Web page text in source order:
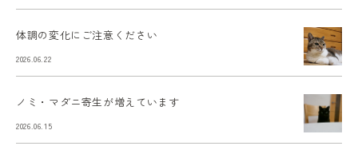
体調の変化にご注意ください
2026.06.22
ノミ・マダニ寄生が増えています
2026.06.15